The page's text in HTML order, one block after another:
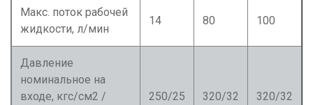
Макс. поток рабочей
жидкости, л/мин
14 80 100
Давление
номинальное на
входе, кгс/см2 /
250/25 320/32 320/32